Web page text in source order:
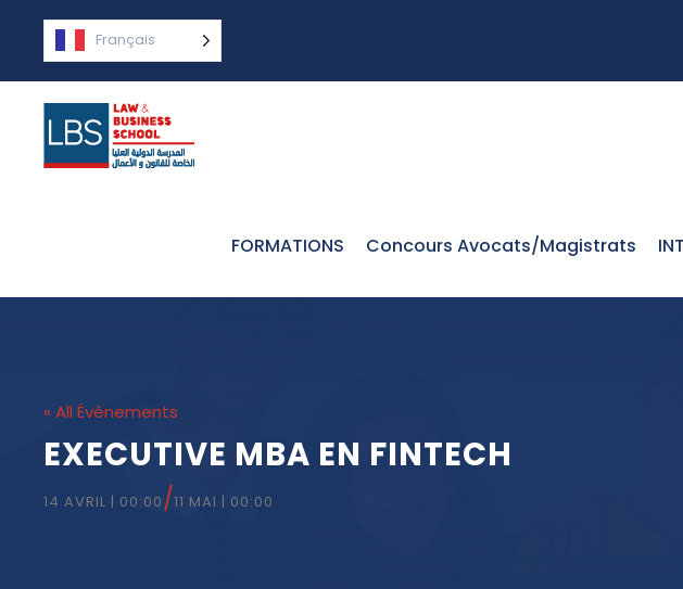
Français
FORMATIONS Concours Avocats/Magistrats
« All Évènements
EXECUTIVE MBA EN FINTECH
14 AVRIL | 00:00 /11 MAI | 00:00